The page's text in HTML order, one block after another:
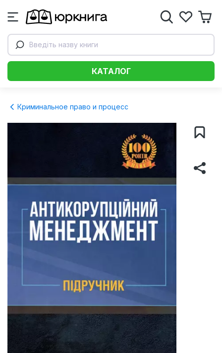
Введіть назву книги
КАТАЛОГ
Криминальное право и процесс